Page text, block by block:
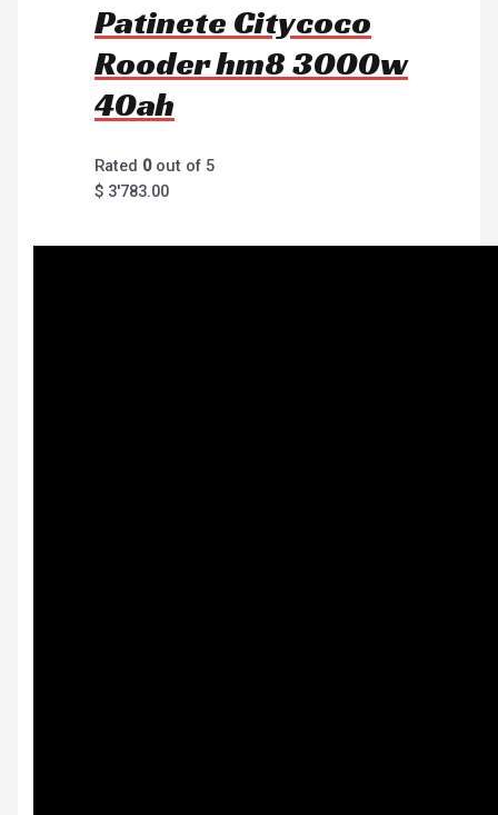
Patinete Citycoco
Rooder hm8 3000w
40ah
Rated 0out of 5
$ 3'783.00